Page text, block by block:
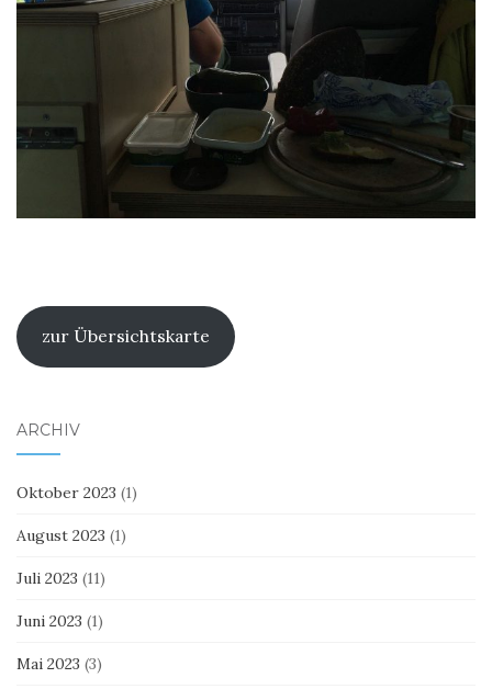
zur Übersichtskarte
ARCHIV
Oktober 2023 (1)
August 2023 (1)
Juli 2023 (11)
Juni 2023 (1)
Mai 2023 (3)